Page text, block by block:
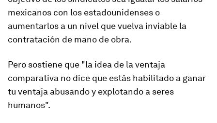
mexicanos con los estadounidenses o
aumentarlos a un nivel que vuelva inviable la
contratación de mano de obra.
Pero sostiene que "la idea de la ventaja
comparativa no dice que estás habilitado a ganar
tu ventaja abusando y explotando a seres
humanos".